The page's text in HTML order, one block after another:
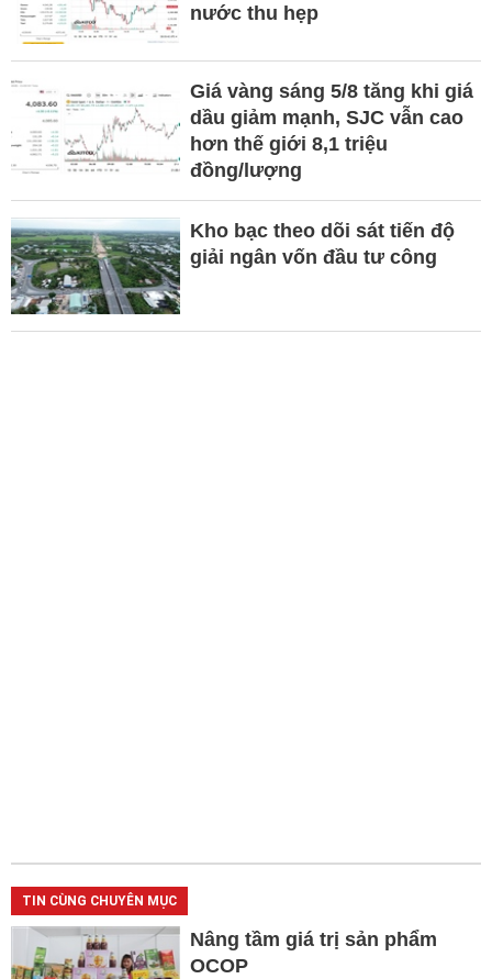
nước thu hẹp
Giá vàng sáng 5/8 tăng khi giá
dầu giảm mạnh, SJC vẫn cao
hơn thế giới 8,1 triệu
đồng/lượng
Kho bạc theo dõi sát tiến độ
giải ngân vốn đầu tư công
TIN CÙNG CHUYÊN MỤC
Nâng tầm giá trị sản phẩm
OCOP